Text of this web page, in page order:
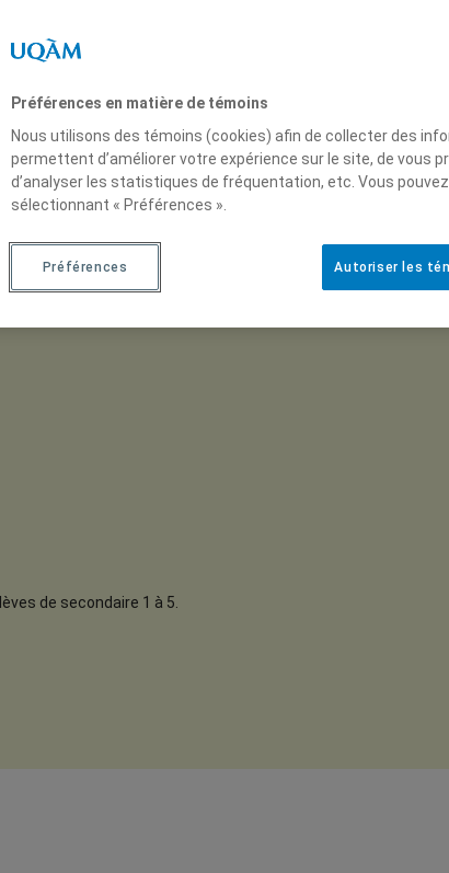
de secondaire 1 à 5.
Préférences en matière de témoins
Nous utilisons des témoins (cookies) afin de collecter des
permettent d’améliorer votre expérience sur le site, de vous
d’analyser les statistiques de fréquentation, etc. Vous
sélectionnant « Préférences ».
Autoriser les
Préférences